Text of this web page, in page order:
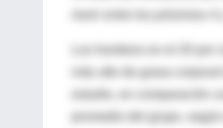
Los hombres en el 20
estudio, en comparación
promedio del grupo, según